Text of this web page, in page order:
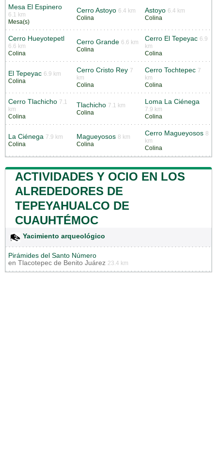
Mesa El Espinero
6.1 km
Mesa(s)
Cerro Astoyo 6.4 km
Colina
Astoyo 6.4 km
Colina
Cerro Hueyotepetl
6.6 km
Colina
Cerro Grande 6.6 km
Colina
Cerro El Tepeyac 6.9
km
Colina
El Tepeyac 6.9 km
Colina
Cerro Cristo Rey 7
km
Colina
Cerro Tochtepec 7
km
Colina
Cerro Tlachicho 7.1
km
Colina
Tlachicho 7.1 km
Colina
Loma La Ciénega
7.9 km
Colina
La Ciénega 7.9 km
Colina
Magueyosos 8 km
Colina
Cerro Magueyosos 8
km
Colina
ACTIVIDADES Y OCIO EN LOS
ALREDEDORES DE
TEPEYAHUALCO DE
CUAUHTÉMOC
Yacimiento arqueológico
Pirámides del Santo Número
en Tlacotepec de Benito Juárez 23.4 km